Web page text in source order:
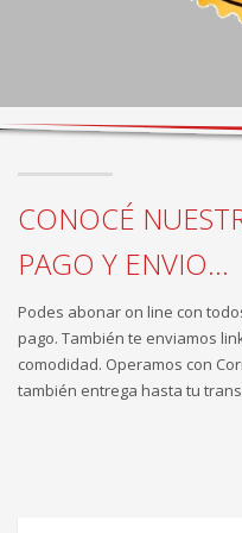
CONOCÉ
PAGO Y ENVIO...
Podes abonar on line con
pago. También te enviamos
comodidad. Operamos con
también entrega hasta tu